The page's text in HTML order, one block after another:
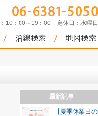
10：00～19：00 定休日： 水曜日
最新記事
【夏季休業日の